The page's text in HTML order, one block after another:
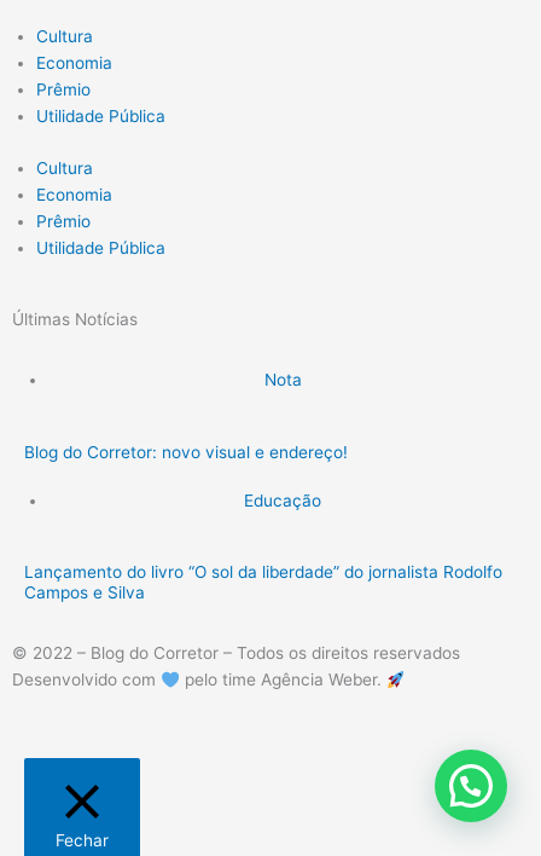
Cultura
Economia
Prêmio
Utilidade Pública
Cultura
Economia
Prêmio
Utilidade Pública
Últimas Notícias
Nota
Blog do Corretor: novo visual e endereço!
Educação
Lançamento do livro “O sol da liberdade” do jornalista Rodolfo
Campos e Silva
© 2022 – Blog do Corretor – Todos os direitos reservados
Desenvolvido com
pelo time Agência Weber.
Fechar